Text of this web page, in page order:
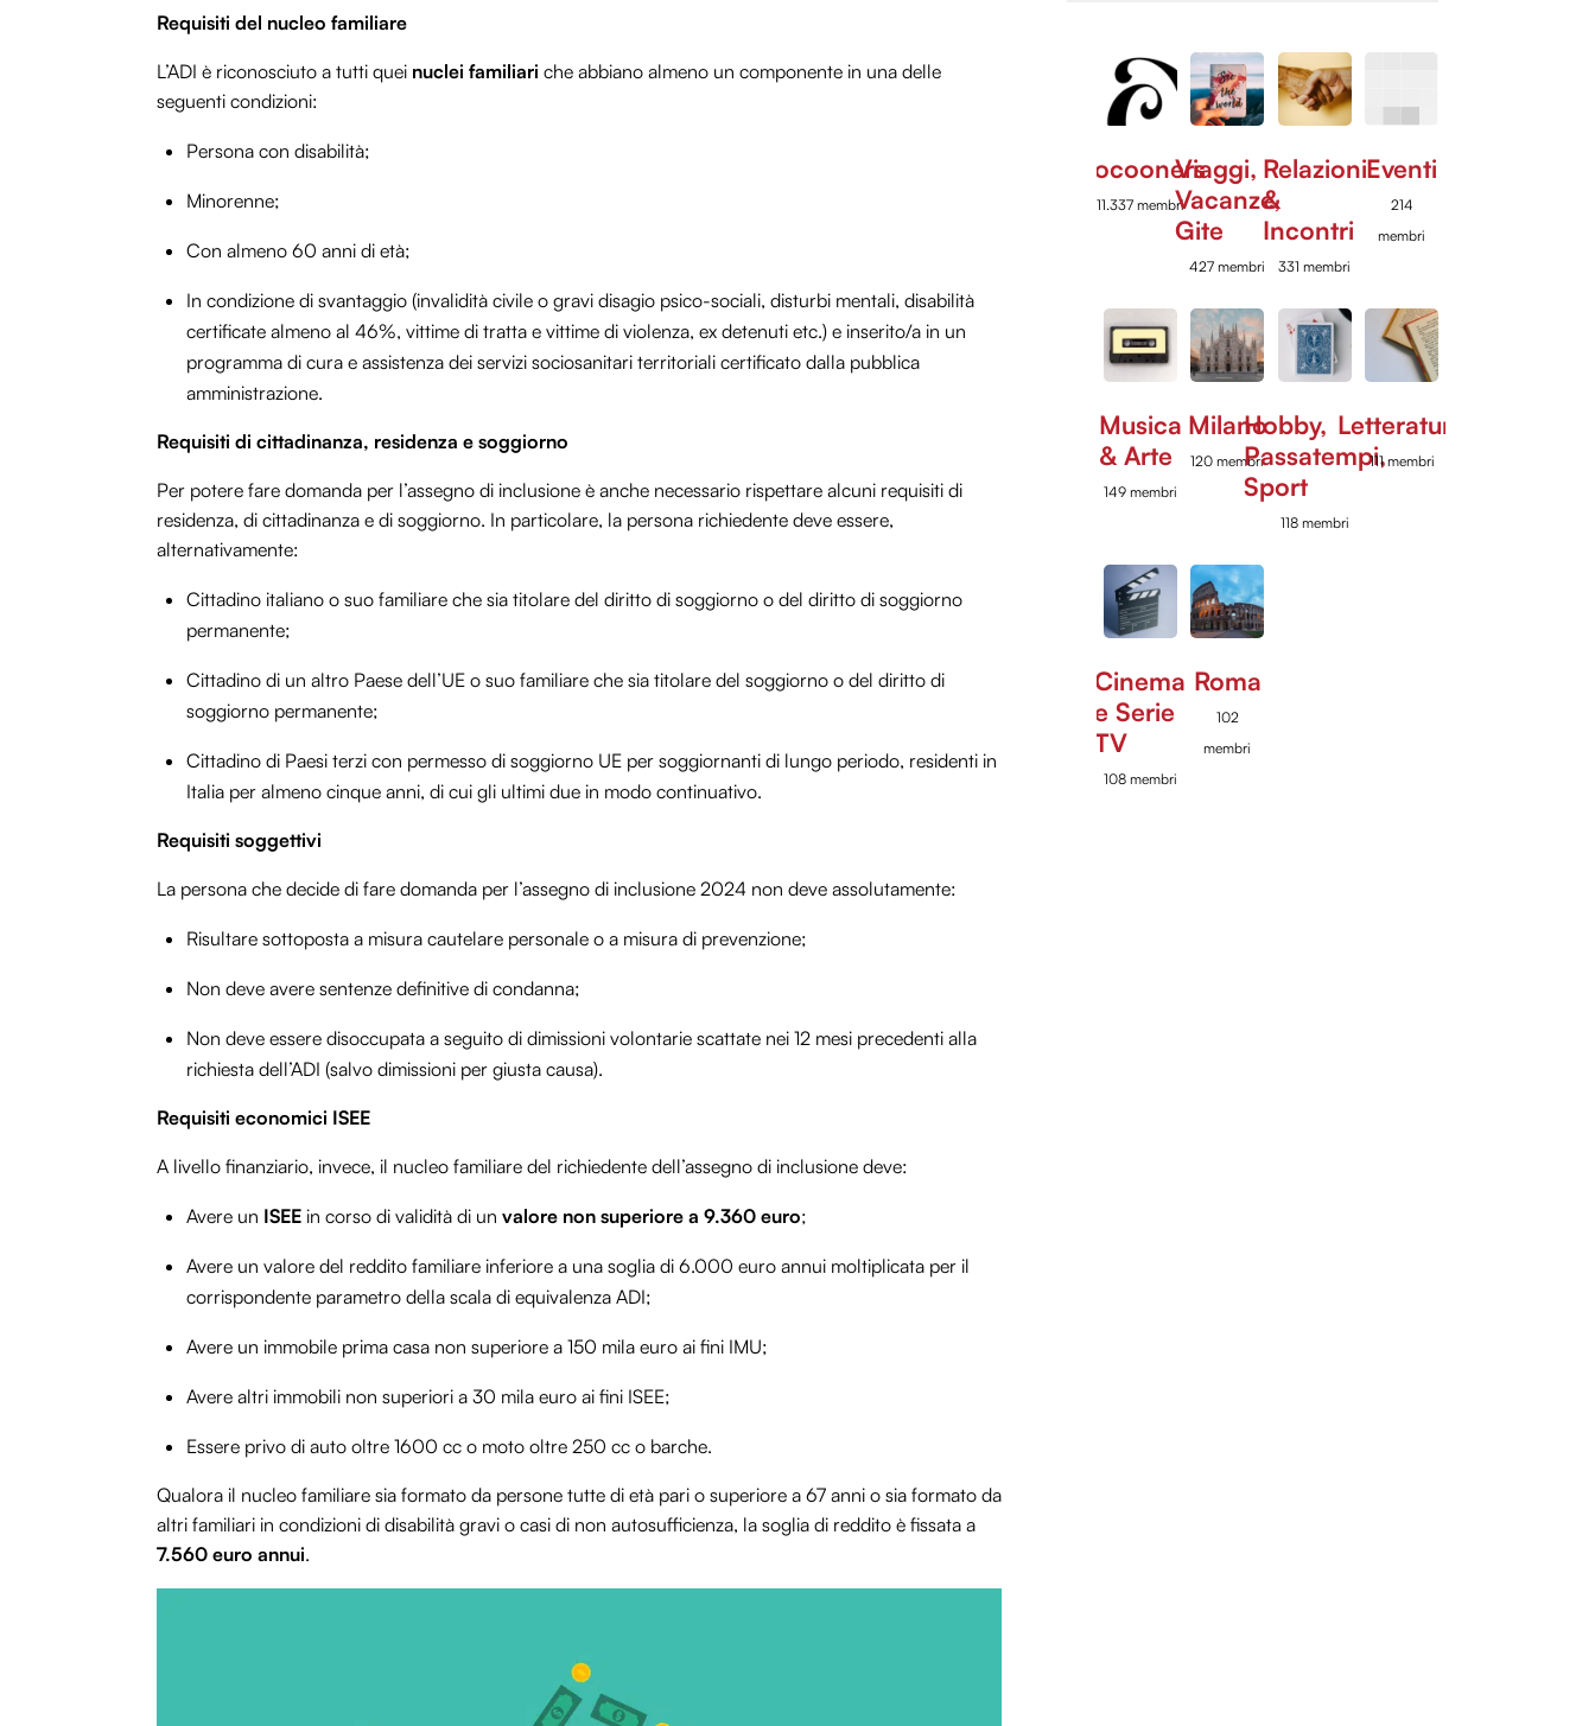
Requisiti del nucleo familiare
L’ADI è riconosciuto a tutti quei nuclei familiari che abbiano almeno un componente in una delle
seguenti condizioni:
Persona con disabilità;
Minorenne;
Con almeno 60 anni di età;
In condizione di svantaggio (invalidità civile o gravi disagio psico-sociali, disturbi mentali, disabilità
certificate almeno al 46%, vittime di tratta e vittime di violenza, ex detenuti etc.) e inserito/a in un
programma di cura e assistenza dei servizi sociosanitari territoriali certificato dalla pubblica
amministrazione.
Requisiti di cittadinanza, residenza e soggiorno
Per potere fare domanda per l’assegno di inclusione è anche necessario rispettare alcuni requisiti di
residenza, di cittadinanza e di soggiorno. In particolare, la persona richiedente deve essere,
alternativamente:
Cittadino italiano o suo familiare che sia titolare del diritto di soggiorno o del diritto di soggiorno
permanente;
Cittadino di un altro Paese dell’UE o suo familiare che sia titolare del soggiorno o del diritto di
soggiorno permanente;
Cittadino di Paesi terzi con permesso di soggiorno UE per soggiornanti di lungo periodo, residenti in
Italia per almeno cinque anni, di cui gli ultimi due in modo continuativo.
Requisiti soggettivi
La persona che decide di fare domanda per l’assegno di inclusione 2024 non deve assolutamente:
Risultare sottoposta a misura cautelare personale o a misura di prevenzione;
Non deve avere sentenze definitive di condanna;
Non deve essere disoccupata a seguito di dimissioni volontarie scattate nei 12 mesi precedenti alla
richiesta dell’ADI (salvo dimissioni per giusta causa).
Requisiti economici ISEE
A livello finanziario, invece, il nucleo familiare del richiedente dell’assegno di inclusione deve:
Avere un ISEE in corso di validità di un valore non superiore a 9.360 euro;
Avere un valore del reddito familiare inferiore a una soglia di 6.000 euro annui moltiplicata per il
corrispondente parametro della scala di equivalenza ADI;
Avere un immobile prima casa non superiore a 150 mila euro ai fini IMU;
Avere altri immobili non superiori a 30 mila euro ai fini ISEE;
Essere privo di auto oltre 1600 cc o moto oltre 250 cc o barche.
Qualora il nucleo familiare sia formato da persone tutte di età pari o superiore a 67 anni o sia formato da
altri familiari in condizioni di disabilità gravi o casi di non autosufficienza, la soglia di reddito è fissata a
7.560 euro annui.
Cocooners
11.337 membri
Viaggi,
Vacanze,
Gite
427 membri
Relazioni
&
Incontri
331 membri
Eventi
214
membri
Musica
& Arte
149 membri
Milano
120 membri
Hobby,
Passatempi,
Sport
118 membri
Letteratura
111 membri
Cinema
e Serie
TV
108 membri
Roma
102
membri